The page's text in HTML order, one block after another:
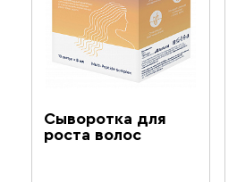
Сыворотка для
роста волос